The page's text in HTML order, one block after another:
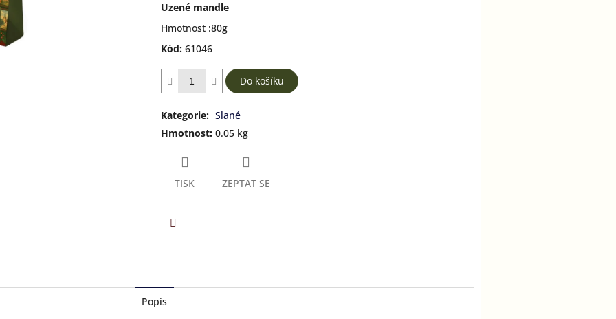
Uzené mandle
Hmotnost :80g
Kód: 61046
Do košíku
Kategorie: Slané
Hmotnost: 0.05 kg
TISK ZEPTAT SE
Popis